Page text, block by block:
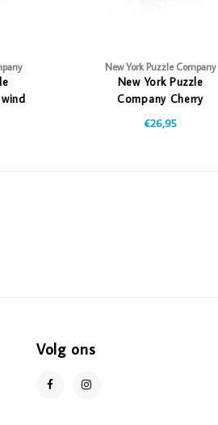
New York Puzzle Company
New York Puzzle
Company Cherry
Blossoms - 1000 stukjes
€26,95
Volg ons